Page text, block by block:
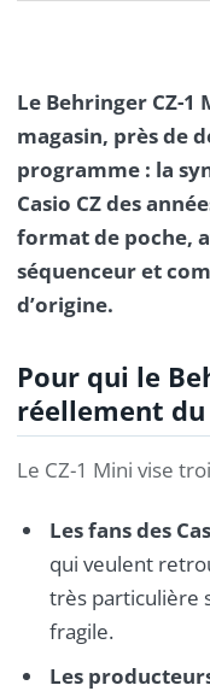
Le Behringer CZ-
magasin, près de
programme : la
Casio CZ des
format de poche,
séquenceur et
d’origine.
Pour qui le
réellement du
Le CZ-1 Mini vise
Les fans des
qui veulent
très particulière
fragile.
Les